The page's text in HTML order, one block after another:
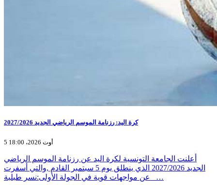
كرة اليد: رزنامة الموسم الرياضي الجديد 2027/2026
5 أوت 2026، 18:00
أعلنت الجامعة التونسية لكرة اليد عن رزنامة الموسم الرياضي
الجديد 2027/2026 الذي ينطلق يوم 5 سبتمبر القادم ,والتي أسفرت
عن مواجهات قوية في الجولة الأولى:نسر طبلبة _…